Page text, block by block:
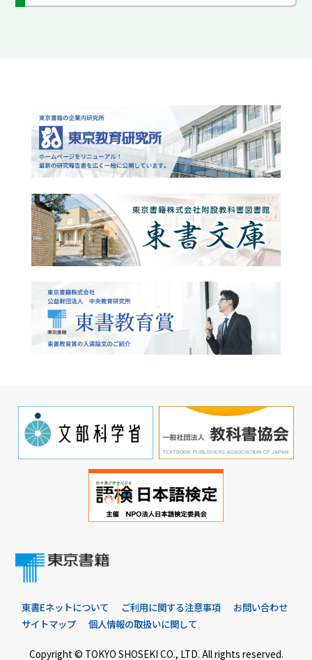
東書Eネットについて ご利用に関する注意事項
お問い合わせ
サイトマップ
個人情報の取扱いに関して
Copyright © TOKYO SHOSEKI CO., LTD. All rights reserved.